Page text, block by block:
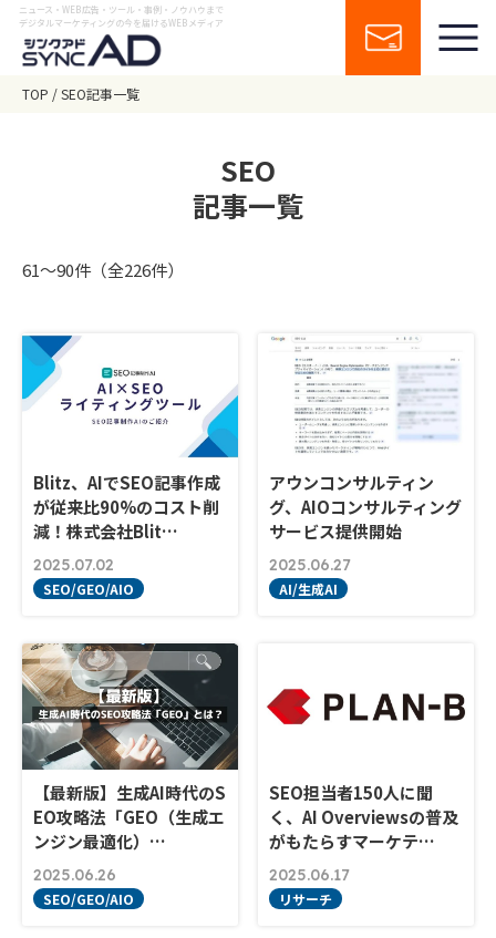
ニュース・WEB広告・ツール・事例・ノウハウまで
デジタルマーケティングの今を届けるWEBメディア
TOP SEO記事一覧
SEO
記事一覧
61〜90件（全226件）
Blitz、AIでSEO記事作成
が従来比90%のコスト削
減！株式会社Blit…
2025.07.02
SEO/GEO/AIO
アウンコンサルティン
グ、AIOコンサルティング
サービス提供開始
2025.06.27
AI/生成AI
【最新版】生成AI時代のS
EO攻略法「GEO（生成エ
ンジン最適化）…
2025.06.26
SEO/GEO/AIO
SEO担当者150人に聞
く、AI Overviewsの普及
がもたらすマーケテ…
2025.06.17
リサーチ